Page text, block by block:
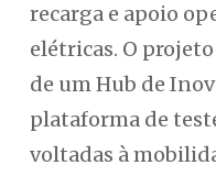
recarga e apoio
elétricas. O
de um Hub de
plataforma de
voltadas à